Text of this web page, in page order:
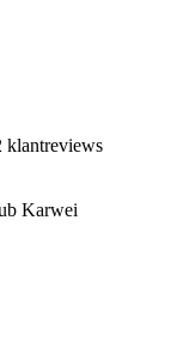
klantreviews
Karwei